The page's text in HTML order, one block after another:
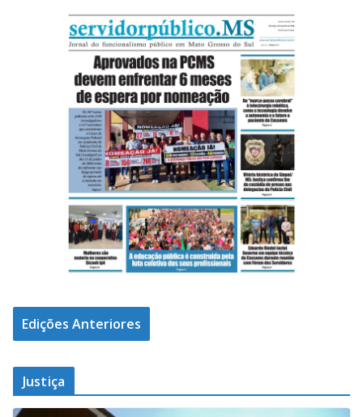
Edições Anteriores
Justiça